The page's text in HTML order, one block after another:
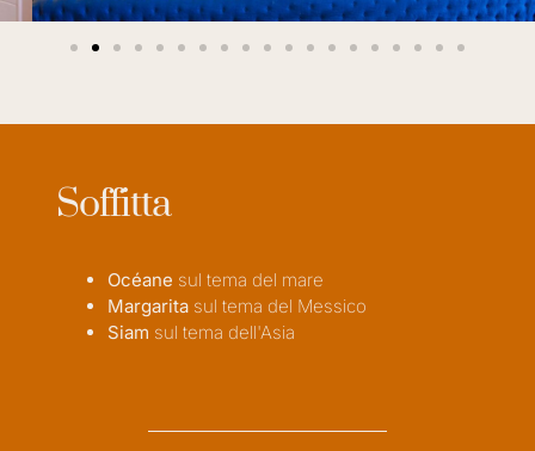
Soffitta
Océane sul tema del mare
Margarita sul tema del Messico
Siam sul tema dell'Asia